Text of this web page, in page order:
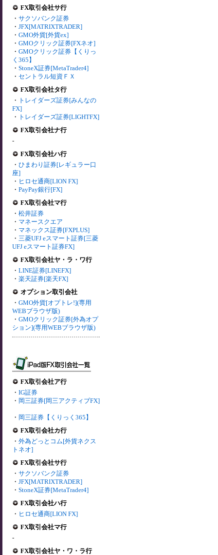
FX取引会社サ行
・ サクソバンク証券
・ JFX[MATRIXTRADER]
・ GMO外貨[外貨ex]
・ GMOクリック証券[FXネオ]
・ GMOクリック証券【くりっ
く365】
・ StoneX証券[MetaTrader4]
・ セントラル短資ＦＸ
FX取引会社タ行
・ トレイダーズ証券[みんなの
FX]
・ トレイダーズ証券[LIGHTFX]
FX取引会社ナ行
-
FX取引会社ハ行
・ ひまわり証券[レギュラー口
座]
・ ヒロセ通商[LION FX]
・ PayPay銀行[FX]
FX取引会社マ行
・ 松井証券
・ マネースクエア
・ マネックス証券[FXPLUS]
・ 三菱UFJ eスマート証券[三菱
UFJ eスマート証券FX]
FX取引会社ヤ・ラ・ワ行
・ LINE証券[LINEFX]
・ 楽天証券[楽天FX]
オプション取引会社
・ GMO外貨[オプトレ!](専用
WEBブラウザ版)
・ GMOクリック証券[外為オプ
ション](専用WEBブラウザ版)
FX取引会社ア行
・ IG証券
・ 岡三証券[岡三アクティブFX]
・ 岡三証券【くりっく365】
FX取引会社カ行
・ 外為どっとコム[外貨ネクス
トネオ]
FX取引会社サ行
・ サクソバンク証券
・ JFX[MATRIXTRADER]
・ StoneX証券[MetaTrader4]
FX取引会社ハ行
・ ヒロセ通商[LION FX]
FX取引会社マ行
-
FX取引会社ヤ・ワ・ラ行